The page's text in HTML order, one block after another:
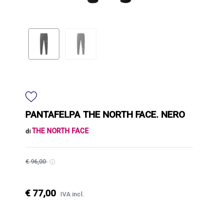
PANTAFELPA THE NORTH FACE. NERO
diTHE NORTH FACE
€ 96,00
€ 77,00 IVA incl.